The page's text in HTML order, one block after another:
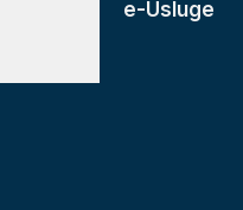
e-Usluge